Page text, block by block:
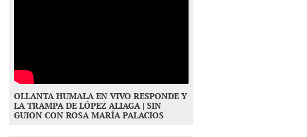
OLLANTA HUMALA EN VIVO RESPONDE Y
LA TRAMPA DE LÓPEZ ALIAGA | SIN
GUION CON ROSA MARÍA PALACIOS